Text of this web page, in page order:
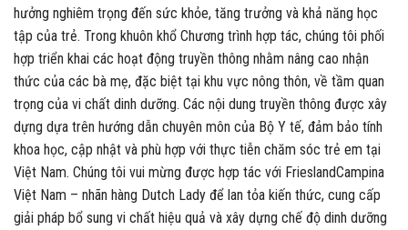
hưởng nghiêm trọng đến sức khỏe, tăng trưởng và khả năng học
tập của trẻ. Trong khuôn khổ Chương trình hợp tác, chúng tôi phối
hợp triển khai các hoạt động truyền thông nhằm nâng cao nhận
thức của các bà mẹ, đặc biệt tại khu vực nông thôn, về tầm quan
trọng của vi chất dinh dưỡng. Các nội dung truyền thông được xây
dựng dựa trên hướng dẫn chuyên môn của Bộ Y tế, đảm bảo tính
khoa học, cập nhật và phù hợp với thực tiễn chăm sóc trẻ em tại
Việt Nam. Chúng tôi vui mừng được hợp tác với FrieslandCampina
Việt Nam – nhãn hàng Dutch Lady để lan tỏa kiến thức, cung cấp
giải pháp bổ sung vi chất hiệu quả và xây dựng chế độ dinh dưỡng